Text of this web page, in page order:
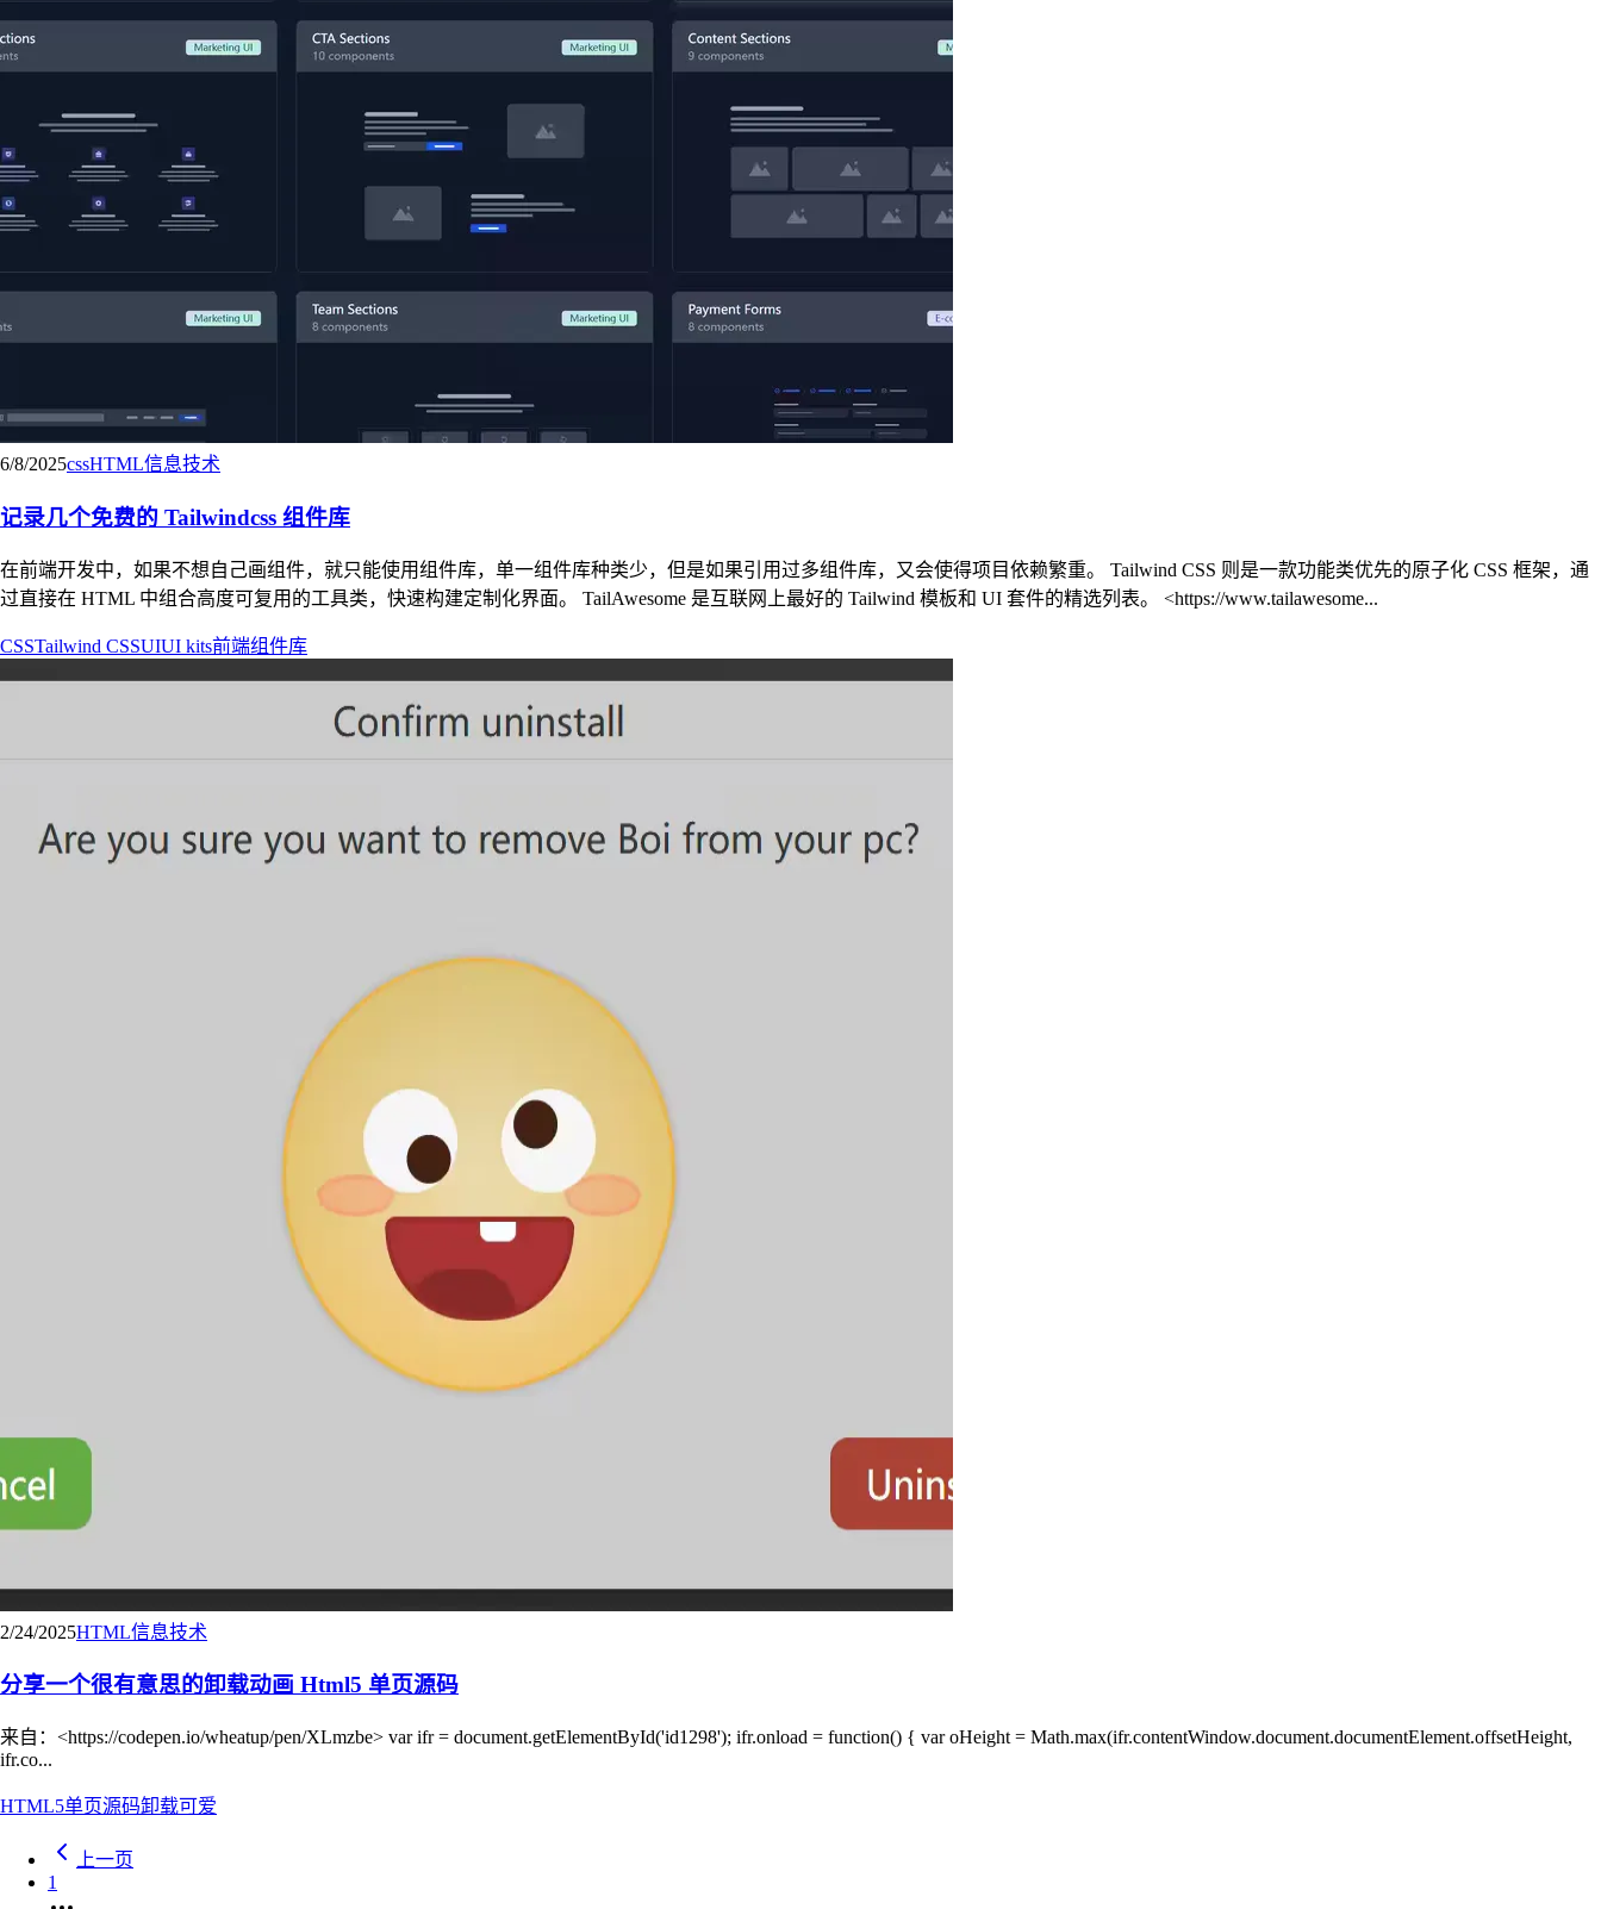
6/8/2025cssHTML信息技术
记录几个免费的 Tailwindcss 组件库
在前端开发中，如果不想自己画组件，就只能使用组件库，单一组件库种类少，但是如果引用过多组件库，又会使得项目依赖繁重。 ‌Tailwind CSS 则是一款功能类优先的原子化 CSS 框架‌，通
过直接在 HTML 中组合高度可复用的工具类，快速构建定制化界面。 TailAwesome 是互联网上最好的 Tailwind 模板和 UI 套件的精选列表。 <https://www.tailawesome...
CSSTailwind CSSUIUI kits前端组件库
2/24/2025HTML信息技术
分享一个很有意思的卸载动画 Html5 单页源码
来自：<https://codepen.io/wheatup/pen/XLmzbe> var ifr = document.getElementById('id1298'); ifr.onload = function() { var oHeight = Math.max(ifr.contentWindow.document.documentElement.offsetHeight,
ifr.co...
HTML5单页源码卸载可爱
上一页
1